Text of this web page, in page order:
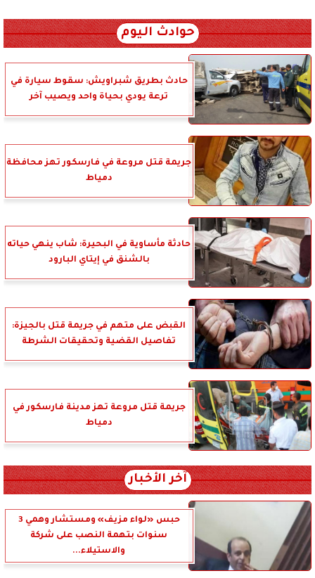
حوادث اليوم
حادث بطريق شبراويش: سقوط سيارة في
ترعة يودي بحياة واحد ويصيب آخر
جريمة قتل مروعة في فارسكور تهز محافظة
دمياط
حادثة مأساوية في البحيرة: شاب ينهي حياته
بالشنق في إيتاي البارود
القبض على متهم في جريمة قتل بالجيزة:
تفاصيل القضية وتحقيقات الشرطة
جريمة قتل مروعة تهز مدينة فارسكور في
دمياط
آخر الأخبار
حبس «لواء مزيف» ومستشار وهمي 3
سنوات بتهمة النصب على شركة
والاستيلاء...